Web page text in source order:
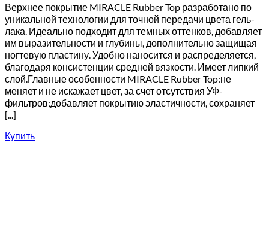
Верхнее покрытие MIRACLE Rubber Top разработано по
уникальной технологии для точной передачи цвета гель-
лака. Идеально подходит для темных оттенков, добавляет
им выразительности и глубины, дополнительно защищая
ногтевую пластину. Удобно наносится и распределяется,
благодаря консистенции средней вязкости. Имеет липкий
слой.Главные особенности MIRACLE Rubber Top:не
меняет и не искажает цвет, за счет отсутствия УФ-
фильтров;добавляет покрытию эластичности, сохраняет
[...]
Купить